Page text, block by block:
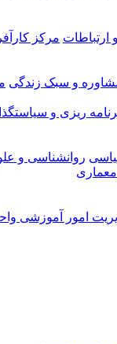
ارتباطات مرکز
و سبک زندگی
ریزی و
روانشناسی و
امور آموزشی